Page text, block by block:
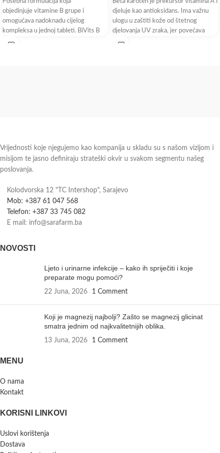
Posebna formulacija koja
objedinjuje vitamine B grupe i
omogućava nadoknadu cijelog
kompleksa u jednoj tableti. BiVits B
complex sadrži aktivni oblik folne
Beta karoten je prekursor vitamina A i
djeluje kao antioksidans. Ima važnu
ulogu u zaštiti kože od štetnog
djelovanja UV zraka, jer povećava
Vrijednosti koje njegujemo kao kompanija u skladu su s našom vizijom i
misijom te jasno definiraju strateški okvir u svakom segmentu našeg
poslovanja.
Kolodvorska 12 "TC Intershop", Sarajevo
Mob: +387 61 047 568
Telefon: +387 33 745 082
E mail: info@sarafarm.ba
NOVOSTI
Ljeto i urinarne infekcije – kako ih spriječiti i koje
preparate mogu pomoći?
22 Juna, 2026 1 Comment
Koji je magnezij najbolji? Zašto se magnezij glicinat
smatra jednim od najkvalitetnijih oblika.
13 Juna, 2026 1 Comment
MENU
O nama
Kontakt
KORISNI LINKOVI
Uslovi korištenja
Dostava